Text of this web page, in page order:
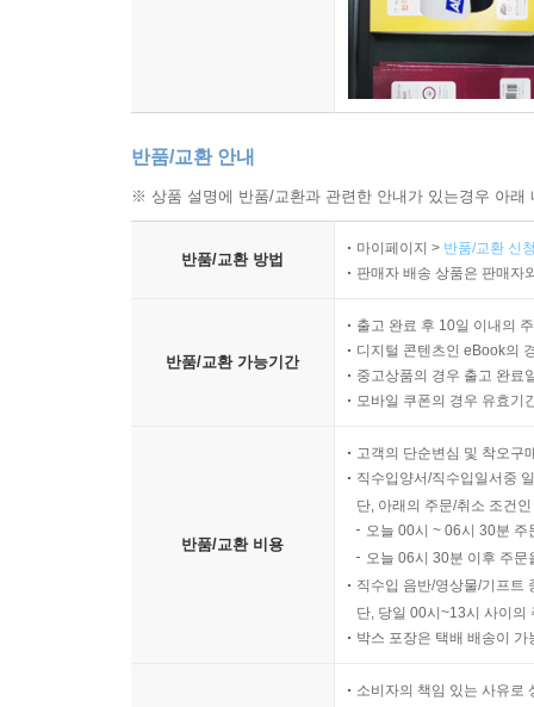
반품/교환 안내
※ 상품 설명에 반품/교환과 관련한 안내가 있는경우 아
반품/교환 방법
마이페이지 > 반품/교환 신
판매자 배송 상품은 판매자
반품/교환 가능기간
출고 완료 후 10일 이내의
디지털 콘텐츠인 eBook의
중고상품의 경우 출고 완료
모바일 쿠폰의 경우 유효기
반품/교환 비용
고객의 단순변심 및 착오구
직수입양서/직수입일서중
단, 아래의 주문/취소 조건
오늘 00시 ~ 06시 30분
오늘 06시 30분 이후 주
직수입 음반/영상물/기프트
단, 당일 00시~13시 사이의
박스 포장은 택배 배송이
소비자의 책임 있는 사유로